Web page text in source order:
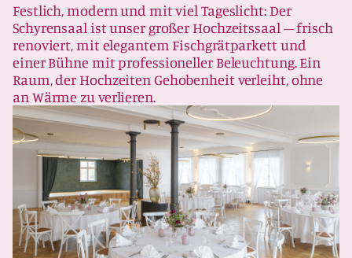
Festlich, modern und mit viel Tageslicht: Der
Schyrensaal ist unser großer Hochzeitssaal – frisch
renoviert, mit elegantem Fischgrätparkett und
einer Bühne mit professioneller Beleuchtung. Ein
Raum, der Hochzeiten Gehobenheit verleiht, ohne
an Wärme zu verlieren.